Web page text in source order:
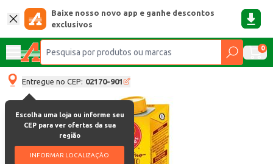
Baixe nosso novo app e ganhe descontos
exclusivos
0
Entregue no CEP: 02170-901
Escolha uma loja ou informe seu
CEP para ver ofertas da sua
região
INFORMAR LOCALIZAÇÃO